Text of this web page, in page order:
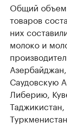
Общий объем
товаров
них
молоко и
Саудовскую
Либерию,
Таджикистан,